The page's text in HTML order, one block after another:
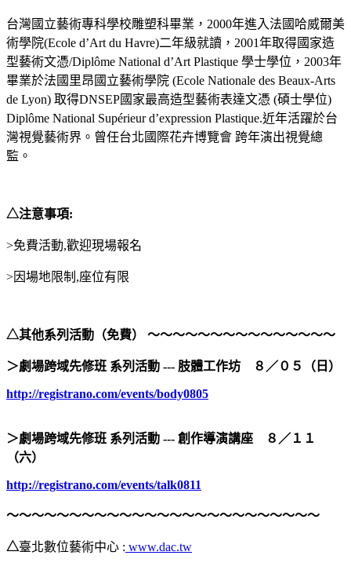
台灣國立藝術專科學校雕塑科畢業，2000年進入法國哈威爾美
術學院(Ecole d’Art du Havre)二年級就讀，2001年取得國家造
型藝術文憑/Diplôme National d’Art Plastique 學士學位，2003年
畢業於法國里昂國立藝術學院 (Ecole Nationale des Beaux-Arts
de Lyon) 取得DNSEP國家最高造型藝術表達文憑 (碩士學位)
Diplôme National Supérieur d’expression Plastique.近年活躍於台
灣視覺藝術界。曾任台北國際花卉博覽會 跨年演出視覺總
監。
△注意事項:
>免費活動,歡迎現場報名
>因場地限制,座位有限
△其他系列活動（免費） ～～～～～～～～～～～～～～～
＞劇場跨域先修班 系列活動 --- 肢體工作坊 ８／０５（日）
http://registrano.com/events/body0805
＞劇場跨域先修班 系列活動 --- 創作導演講座 ８／１１
（六）
http://registrano.com/events/talk0811
～～～～～～～～～～～～～～～～～～～～～～～～～
△臺北數位藝術中心 : www.dac.tw